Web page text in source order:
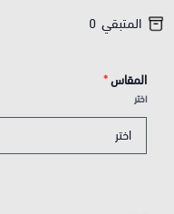
المتبقي 0
المقاس*
اختر